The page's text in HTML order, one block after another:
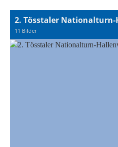
2. Tösstaler
11 Bilder